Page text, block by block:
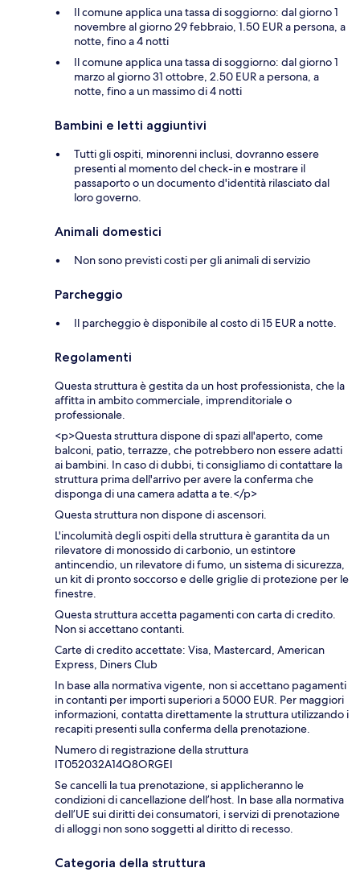
Il comune applica una tassa di soggiorno: dal giorno 1
novembre al giorno 29 febbraio, 1.50 EUR a persona, a
notte, fino a 4 notti
Il comune applica una tassa di soggiorno: dal giorno 1
marzo al giorno 31 ottobre, 2.50 EUR a persona, a
notte, fino a un massimo di 4 notti
Bambini e letti aggiuntivi
Tutti gli ospiti, minorenni inclusi, dovranno essere
presenti al momento del check-in e mostrare il
passaporto o un documento d'identità rilasciato dal
loro governo.
Animali domestici
Non sono previsti costi per gli animali di servizio
Parcheggio
Il parcheggio è disponibile al costo di 15 EUR a notte.
Regolamenti
Questa struttura è gestita da un host professionista, che la
affitta in ambito commerciale, imprenditoriale o
professionale.
<p>Questa struttura dispone di spazi all'aperto, come
balconi, patio, terrazze, che potrebbero non essere adatti
ai bambini. In caso di dubbi, ti consigliamo di contattare la
struttura prima dell'arrivo per avere la conferma che
disponga di una camera adatta a te.</p>
Questa struttura non dispone di ascensori.
L'incolumità degli ospiti della struttura è garantita da un
rilevatore di monossido di carbonio, un estintore
antincendio, un rilevatore di fumo, un sistema di sicurezza,
un kit di pronto soccorso e delle griglie di protezione per le
finestre.
Questa struttura accetta pagamenti con carta di credito.
Non si accettano contanti.
Carte di credito accettate: Visa, Mastercard, American
Express, Diners Club
In base alla normativa vigente, non si accettano pagamenti
in contanti per importi superiori a 5000 EUR. Per maggiori
informazioni, contatta direttamente la struttura utilizzando i
recapiti presenti sulla conferma della prenotazione.
Numero di registrazione della struttura
IT052032A14Q8ORGEI
Se cancelli la tua prenotazione, si applicheranno le
condizioni di cancellazione dell’host. In base alla normativa
dell’UE sui diritti dei consumatori, i servizi di prenotazione
di alloggi non sono soggetti al diritto di recesso.
Categoria della struttura